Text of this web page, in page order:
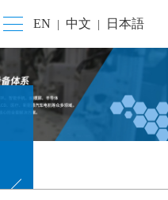
EN 中文 日本語